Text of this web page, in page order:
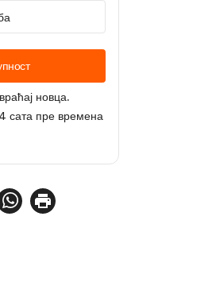
новца.
сата пре времена